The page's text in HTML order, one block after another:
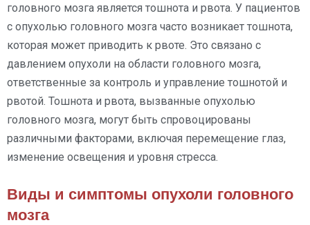
головного мозга является тошнота и рвота. У пациентов
с опухолью головного мозга часто возникает тошнота,
которая может приводить к рвоте. Это связано с
давлением опухоли на области головного мозга,
ответственные за контроль и управление тошнотой и
рвотой. Тошнота и рвота, вызванные опухолью
головного мозга, могут быть спровоцированы
различными факторами, включая перемещение глаз,
изменение освещения и уровня стресса.
Виды и симптомы опухоли головного
мозга